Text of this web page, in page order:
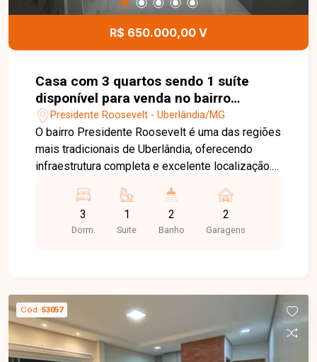
playground, horta, quadra de beach tennis e
portaria 24 horas, proporcionando segurança e
qualidade de vida para toda a família. Entre em
visita para conhecer este excelente imóvel.
R$ 650.000,00 V
Casa com 3 quartos sendo 1 suíte
disponível para venda no bairro
Presidente Roosevelt em Uberlândia-
MG
Presidente Roosevelt - Uberlândia/MG
O bairro Presidente Roosevelt é uma das regiões
mais tradicionais de Uberlândia, oferecendo
infraestrutura completa e excelente localização.
cidade, o bairro conta com supermercados,
escolas, farmácias, bancos, restaurantes,
academias e diversos comércios,
social, cozinha espaçosa e funcional, área de
serviço, quintal e garagem. Edícula no fundo com
despensa e banheiro. O imóvel possui
aproximadamente 132,46 m² de área construída,
3
Dorm.
1
Suite
2
Banho
2
Garagens
Cód. 53057